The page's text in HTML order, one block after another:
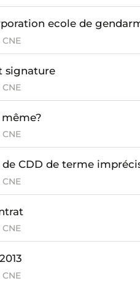
ecole de
signature
CDD de terme